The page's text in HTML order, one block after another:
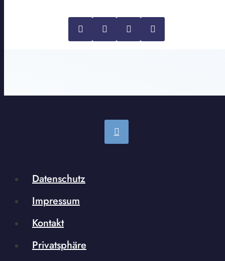
Datenschutz
Impressum
Kontakt
Privatsphäre